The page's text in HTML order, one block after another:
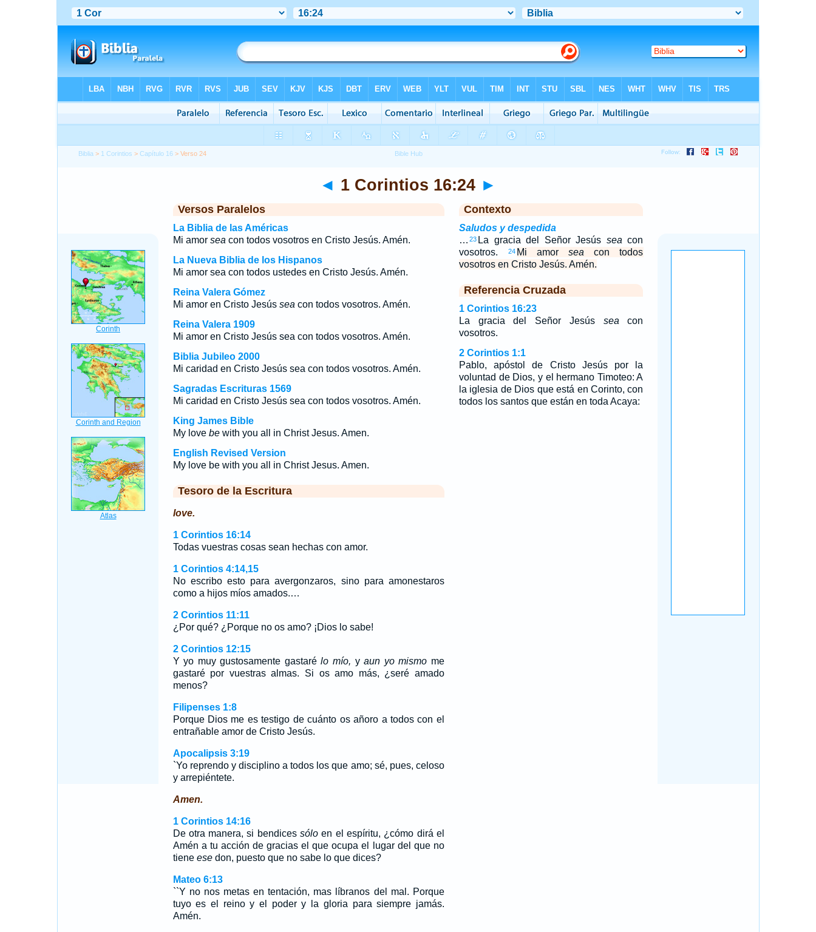
Biblia > 1 Corintios >Capítulo 16 > Verso 24
◄ 1 Corintios 16:24 ►
Versos Paralelos
La Biblia de las Américas
Mi amor sea con todos vosotros en Cristo Jesús. Amén.
La Nueva Biblia de los Hispanos
Mi amor sea con todos ustedes en Cristo Jesús. Amén.
Reina Valera Gómez
Mi amor en Cristo Jesús sea con todos vosotros. Amén.
Reina Valera 1909
Mi amor en Cristo Jesús sea con todos vosotros. Amén.
Biblia Jubileo 2000
Mi caridad en Cristo Jesús sea con todos vosotros. Amén.
Sagradas Escrituras 1569
Mi caridad en Cristo Jesús sea con todos vosotros. Amén.
King James Bible
My love bewith you all in Christ Jesus. Amen.
English Revised Version
My love be with you all in Christ Jesus. Amen.
Tesoro de la Escritura
love.
1 Corintios 16:14
Todas vuestras cosas sean hechas con amor.
1 Corintios 4:14,15
No escribo esto para avergonzaros, sino para amonestaros
como a hijos míos amados.…
2 Corintios 11:11
¿Por qué? ¿Porque no os amo? ¡Dios lo sabe!
2 Corintios 12:15
Y yo muy gustosamente gastarélo mío, yaun yo mismo me
gastaré por vuestras almas. Si os amo más, ¿seré amado
menos?
Filipenses 1:8
Porque Dios me es testigo de cuánto os añoro a todos con el
entrañable amor de Cristo Jesús.
Apocalipsis 3:19
`Yo reprendo y disciplino a todos los que amo; sé, pues, celoso
y arrepiéntete.
Amen.
1 Corintios 14:16
De otra manera, si bendicessólo en el espíritu, ¿cómo dirá el
Amén a tu acción de gracias el que ocupa el lugar del que no
tiene esedon, puesto que no sabe lo que dices?
Mateo 6:13
``Y no nos metas en tentación, mas líbranos del mal. Porque
tuyo es el reino y el poder y la gloria para siempre jamás.
Amén.
Contexto
Saludos y despedida
… 23 La gracia del Señor Jesús sea con
vosotros.
24 Mi amorsea con todos
vosotros en Cristo Jesús. Amén.
Referencia Cruzada
1 Corintios 16:23
La gracia del Señor Jesús sea con
vosotros.
2 Corintios 1:1
Pablo, apóstol de Cristo Jesús por la
voluntad de Dios, y el hermano Timoteo: A
la iglesia de Dios que está en Corinto, con
todos los santos que están en toda Acaya: